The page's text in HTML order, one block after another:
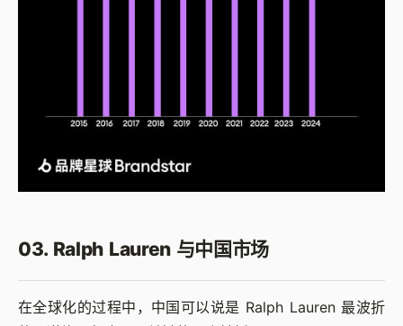
03. Ralph Lauren 与中国市场
在全球化的过程中，中国可以说是 Ralph Lauren 最波折